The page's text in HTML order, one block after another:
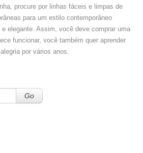
procure por linhas fáceis e limpas de
para um estilo contemporâneo
elegante. Assim, você deve comprar uma
funcionar, você também quer aprender
por vários anos.
Go